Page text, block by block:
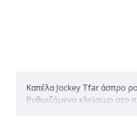
Καπέλα Jockey Tfar άσπρο
Ρυθμιζόμενο κλείσιμο στο